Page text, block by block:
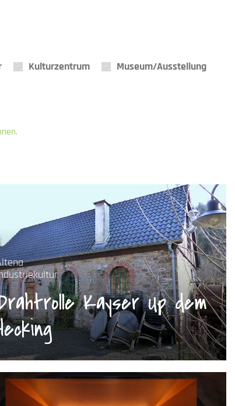
Kulturzentrum Museum/Ausstellung
Kayser Up dem